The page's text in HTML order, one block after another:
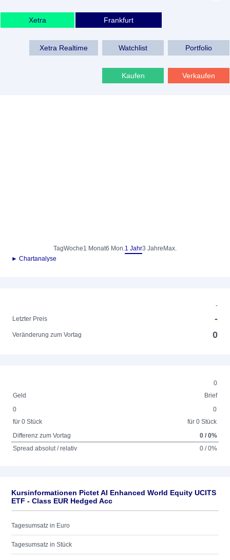
Xetra Frankfurt
Xetra Realtime Watchlist Portfolio
Kaufen Verkaufen
TagWoche1 Monat6 Mon.1 Jahr3 Jahre Max.
► Chartanalyse
-
Letzter Preis
-
Veränderung zum Vortag 0
0
Geld
Brief
0
für 0 Stück
0
für 0 Stück
Differenz zum Vortag
0 / 0%
Spread absolut / relativ
0 / 0%
Kursinformationen Pictet AI Enhanced World Equity UCITS
ETF - Class EUR Hedged Acc
Tagesumsatz in Euro
Tagesumsatz in Stück